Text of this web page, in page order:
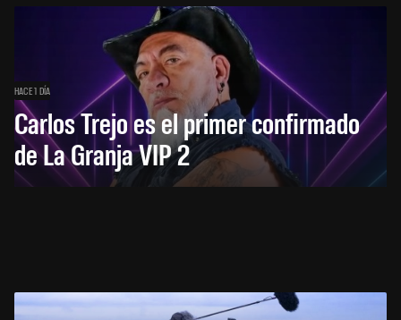
HACE 1 DÍA
Carlos Trejo es el primer confirmado
de La Granja VIP 2